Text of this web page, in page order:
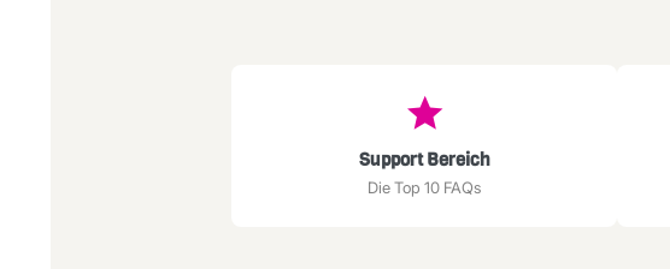
Support Bereich
Die Top 10 FAQs